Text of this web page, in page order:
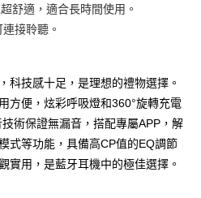
)免運費
)免運費
舒適，適合長時間使用。
接聆聽。
科技感十足，是理想的禮物選擇。
方便，炫彩呼吸燈和360°旋轉充電
術保證無漏音，搭配專屬APP，解
式等功能，具備高CP值的EQ調節
實用，是藍牙耳機中的極佳選擇。